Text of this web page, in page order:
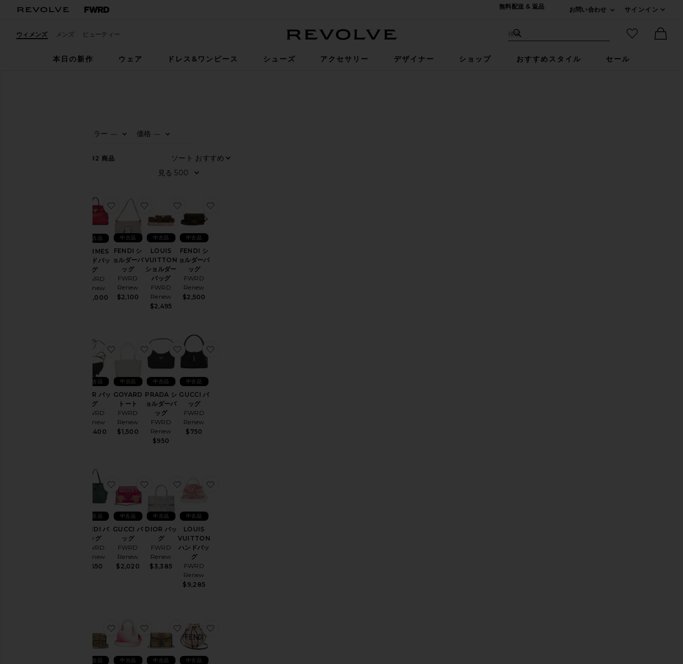
無料配送 & 返品
お問い合わせ
サインイン
ウィメンズ メンズ ビューティー サイト検索
検索
お気に入り
本日の新作
ウェア ドレス&ワンピース シューズ アクセサリー デザイナー ショップ おすすめスタイル セール
カラー —
価格 —
592 商品
ソート
見る
HERMES
ハンドバッ
グ
FWRD
Renew
$12,000
中古品
お気に入りHERMES ハンドバッグ
FENDI シ
ョルダーバ
ッグ
FWRD
Renew
$2,100
中古品
お気に入りFENDI ショルダーバッグ
LOUIS
VUITTON
ショルダー
バッグ
FWRD
Renew
$2,495
中古品
お気に入りLOUIS VUITTON ショルダーバッグ
FENDI シ
ョルダーバ
ッグ
FWRD
Renew
$2,500
中古品
DIOR バッ
グ
FWRD
Renew
$2,400
中古品
お気に入りDIOR バッグ
GOYARD
トート
FWRD
Renew
$1,500
中古品
お気に入りGOYARD トート
PRADA シ
ョルダーバ
ッグ
FWRD
Renew
$950
中古品
お気に入りPRADA ショルダーバッグ
GUCCI バ
ッグ
FWRD
Renew
$750
中古品
FENDI バ
ッグ
FWRD
Renew
$550
中古品
お気に入りFENDI バッグ
GUCCI バ
ッグ
FWRD
Renew
$2,020
中古品
お気に入りGUCCI バッグ
DIOR バッ
グ
FWRD
Renew
$3,385
中古品
お気に入りDIOR バッグ
LOUIS
VUITTON
ハンドバッ
グ
FWRD
Renew
$9,285
中古品
中古品
お気に入りDIOR ハンドバッグ
中古品
お気に入りDIOR ハンドバッグ
中古品
お気に入りGUCCI ショルダーバッグ
中古品